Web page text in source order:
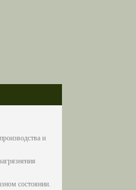
и
состоянии.